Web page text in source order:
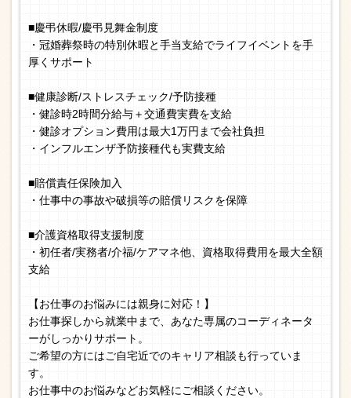
■慶弔休暇/慶弔見舞金制度
・冠婚葬祭時の特別休暇と手当支給でライフイベントを手
厚くサポート
■健康診断/ストレスチェック/予防接種
・健診時2時間分給与＋交通費実費を支給
・健診オプション費用は最大1万円まで会社負担
・インフルエンザ予防接種代も実費支給
■賠償責任保険加入
・仕事中の事故や破損等の賠償リスクを保障
■介護資格取得支援制度
・初任者/実務者/介福/ケアマネ他、資格取得費用を最大全額
支給
【お仕事のお悩みには親身に対応！】
お仕事探しから就業中まで、あなた専属のコーディネータ
ーがしっかりサポート。
ご希望の方にはご自宅近でのキャリア相談も行っていま
す。
お仕事中のお悩みなどお気軽にご相談ください。